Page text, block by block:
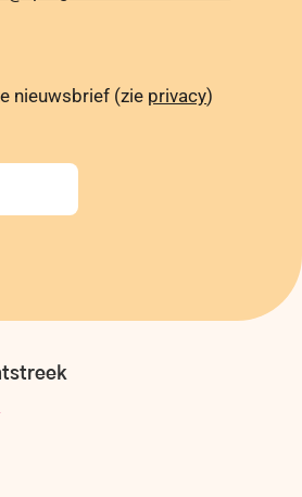
nieuwsbrief (zie privacy)